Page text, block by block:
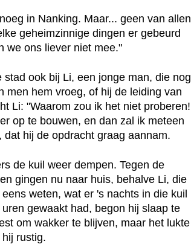
in Nanking. Maar... geen van allen
geheimzinnige dingen er gebeurd
we ons liever niet mee."
ook bij Li, een jonge man, die nog
men hem vroeg, of hij de leiding van
Li: "Waarom zou ik het niet proberen!
op te bouwen, en dan zal ik meteen
hij de opdracht graag aannam.
de kuil weer dempen. Tegen de
gingen nu naar huis, behalve Li, die
weten, wat er 's nachts in die kuil
gewaakt had, begon hij slaap te
om wakker te blijven, maar het lukte
rustig.